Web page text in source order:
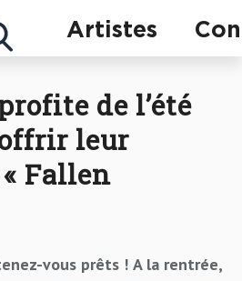
Artistes
de l’été
leur
Fallen
vous prêts ! A la rentrée,